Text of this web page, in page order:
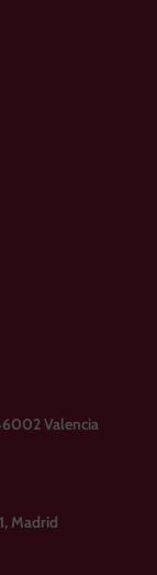
Valencia
Madrid